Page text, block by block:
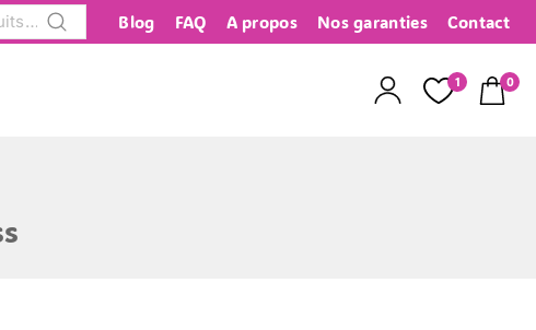
RechercheBlog FAQ A propos Nos garanties Contact
1 0